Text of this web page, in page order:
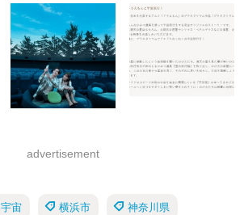
advertisement
宇宙 横浜市 神奈川県